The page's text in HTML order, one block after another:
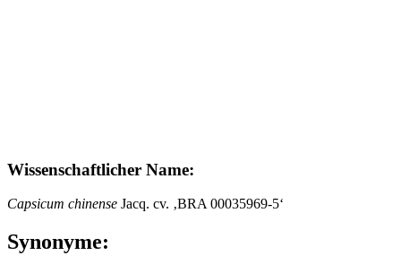
Wissenschaftlicher Name:
Capsicum chinense Jacq. cv. ‚BRA 00035969-5‘
Synonyme: